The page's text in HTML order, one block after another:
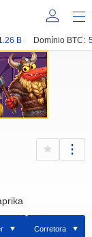
B Domínio BTC:
Corretora